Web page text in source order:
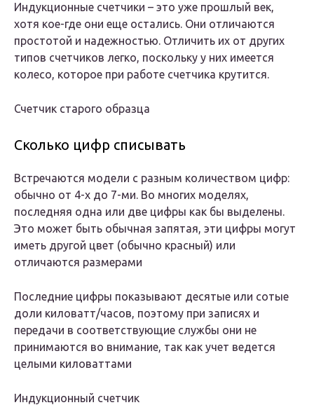
Индукционные счетчики – это уже прошлый век,
хотя кое-где они еще остались. Они отличаются
простотой и надежностью. Отличить их от других
типов счетчиков легко, поскольку у них имеется
колесо, которое при работе счетчика крутится.
Счетчик старого образца
Сколько цифр списывать
Встречаются модели с разным количеством цифр:
обычно от 4-х до 7-ми. Во многих моделях,
последняя одна или две цифры как бы выделены.
Это может быть обычная запятая, эти цифры могут
иметь другой цвет (обычно красный) или
отличаются размерами
Последние цифры показывают десятые или сотые
доли киловатт/часов, поэтому при записях и
передачи в соответствующие службы они не
принимаются во внимание, так как учет ведется
целыми киловаттами
Индукционный счетчик